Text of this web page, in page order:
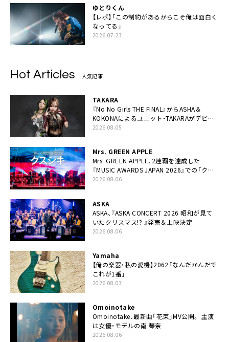
ゆとりくん
【レポ】「この制約があるからこそ俺は面白く
なってる」
2026.07.23
Hot Articles 人気記事
TAKARA
『No No Girls THE FINAL』からASHA＆
KOKONAによるユニット・TAKARAがデビュ
ー
2026.08.05
Mrs. GREEN APPLE
Mrs. GREEN APPLE、2連覇を達成した
『MUSIC AWARDS JAPAN 2026』での「クス
シキ」ライブパフォーマンスをYouTube公開
2026.08.06
ASKA
ASKA、『ASKA CONCERT 2026 昭和が見て
いたクリスマス!? 』発売＆上映決定
2026.08.06
Yamaha
【俺の楽器・私の愛機】2062「なんだかんだで
これが1番」
2026.08.03
Omoinotake
Omoinotake、最新曲「花束」MV公開。 主演
は女優・モデルの南 琴奈
2026.08.06